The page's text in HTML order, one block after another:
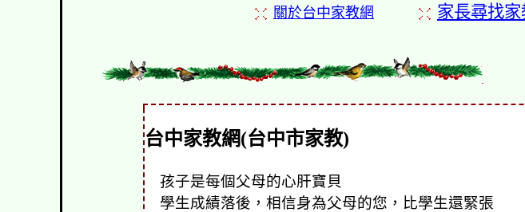
關於台中家教網 家長尋找
台中家教網(台中市家教)
孩子是每個父母的心肝寶貝
學生成績落後，相信身為父母的您，比學生還緊張